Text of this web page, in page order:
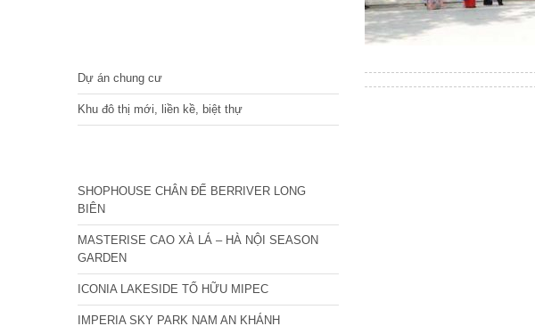
Dự án chung cư
Khu đô thị mới, liền kề, biệt thự
SHOPHOUSE CHÂN ĐẾ BERRIVER LONG
BIÊN
MASTERISE CAO XÀ LÁ – HÀ NỘI SEASON
GARDEN
ICONIA LAKESIDE TỐ HỮU MIPEC
IMPERIA SKY PARK NAM AN KHÁNH